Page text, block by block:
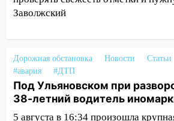
15:08 В Кузоватово после
14:40 На проспекте Гая в
запретили остановку
50-метровом участке
14:22
В Новом городе 8
Заволжский
Дорожная обстановка Новости
Статьи
#авария
#ДТП
Под Ульяновском при
38-летний водитель
5 августа в 16:34 произошла